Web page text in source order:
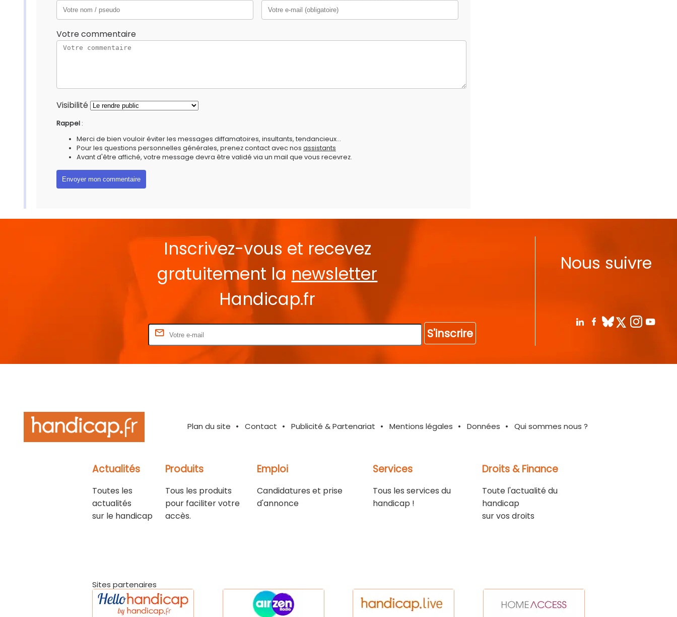
Votre commentaire
Visibilité
Rappel :
Merci de bien vouloir éviter les messages diffamatoires, insultants, tendancieux...
Pour les questions personnelles générales, prenez contact avec nos assistants
Avant d'être affiché, votre message devra être validé via un mail que vous recevrez.
Inscrivez-vous et recevez
gratuitement la newsletter
Handicap.fr
S'inscrire
Nous suivre
Plan du site Contact Publicité & Partenariat Mentions légales Données Qui sommes nous ?
Actualités
Toutes les
actualités
sur le handicap
Produits
Tous les produits
pour faciliter votre
accès.
Emploi
Candidatures et prise
d'annonce
Services
Tous les services du
handicap !
Droits & Finance
Toute l'actualité du
handicap
sur vos droits
Sites partenaires